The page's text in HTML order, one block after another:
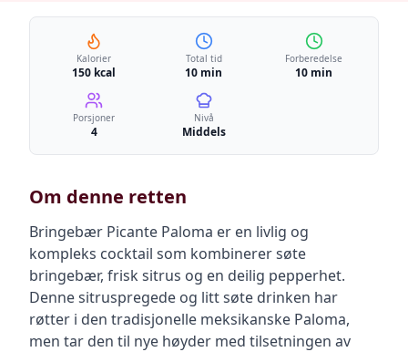
Kalorier
150 kcal
Total tid
10 min
Forberedelse
10 min
Porsjoner
4
Nivå
Middels
Om denne retten
Bringebær Picante Paloma er en livlig og
kompleks cocktail som kombinerer søte
bringebær, frisk sitrus og en deilig pepperhet.
Denne sitruspregede og litt søte drinken har
røtter i den tradisjonelle meksikanske Paloma,
men tar den til nye høyder med tilsetningen av